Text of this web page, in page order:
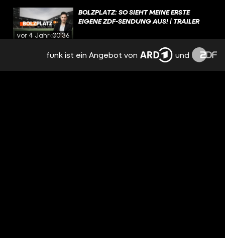
vor 4 Jahren00:36
BOLZPLATZ: SO SIEHT MEINE ERSTE
EIGENE ZDF-SENDUNG AUS! | TRAILER
CHRISTIAN TRÄSCH: VON DER
BUNDESLIGA IN DEN AMATEUR-
funk ist ein Angebot von und